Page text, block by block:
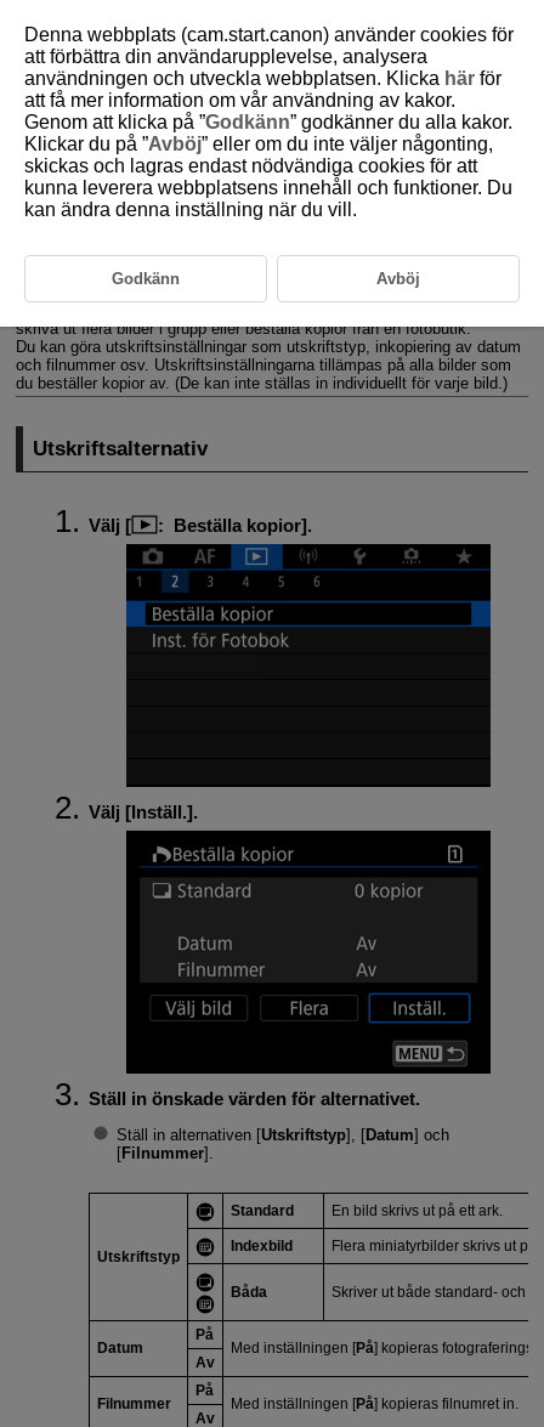
D180-150
Beställa kopior (DPOF)
Utskriftsalternativ
Välj bilder för utskrift
Med DPOF (Digital Print Order Format) kan du skriva ut bilder som finns
skriva ut flera bilder i grupp eller beställa kopior från en fotobutik.
Du kan göra utskriftsinställningar som utskriftstyp, inkopiering av datum
och filnummer osv. Utskriftsinställningarna tillämpas på alla bilder som
du beställer kopior av. (De kan inte ställas in individuellt för varje bild.)
Utskriftsalternativ
Välj [ : Beställa kopior].
Välj [Inställ.].
Ställ in önskade värden för alternativet.
Ställ in alternativen [Utskriftstyp], [Datum] och
[Filnummer].
Utskriftstyp
Standard En bild skrivs ut på ett ark.
Indexbild Flera miniatyrbilder skrivs ut på
Båda Skriver ut både standard- och
Datum
På
Med inställningen [På] kopieras
Av
Filnummer
På
Med inställningen [På] kopieras filnumret in.
Av
Denna webbplats (cam.start.canon) använder cookies för
att förbättra din användarupplevelse, analysera
användningen och utveckla webbplatsen. Klicka här för
att få mer information om vår användning av kakor.
Genom att klicka på ”Godkänn” godkänner du alla kakor.
Klickar du på ”Avböj” eller om du inte väljer någonting,
skickas och lagras endast nödvändiga cookies för att
kunna leverera webbplatsens innehåll och funktioner. Du
kan ändra denna inställning när du vill.
Godkänn Avböj